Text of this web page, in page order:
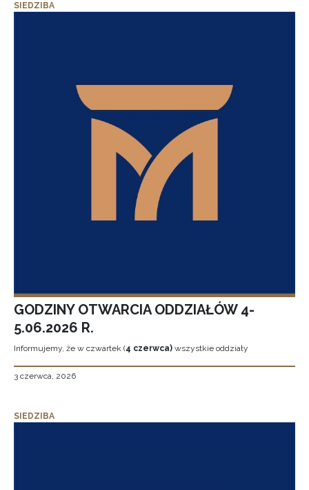
SIEDZIBA
GODZINY OTWARCIA ODDZIAŁÓW 4-
5.06.2026 R.
Informujemy, że w czwartek (4 czerwca) wszystkie oddziały
3 czerwca, 2026
SIEDZIBA